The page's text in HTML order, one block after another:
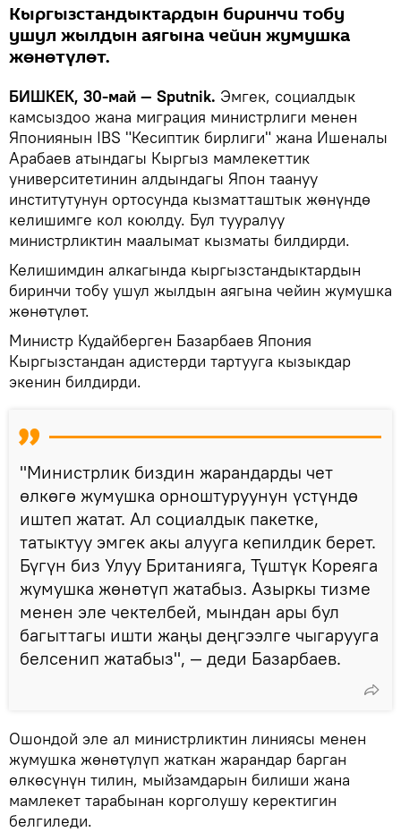
Кыргызстандыктардын биринчи тобу
ушул жылдын аягына чейин жумушка
жөнөтүлөт.
БИШКЕК, 30-май — Sputnik. Эмгек, социалдык
камсыздоо жана миграция министрлиги менен
Япониянын IBS "Кесиптик бирлиги" жана Ишеналы
Арабаев атындагы Кыргыз мамлекеттик
университетинин алдындагы Япон таануу
институтунун ортосунда кызматташтык жөнүндө
келишимге кол коюлду. Бул тууралуу
министрликтин маалымат кызматы билдирди.
Келишимдин алкагында кыргызстандыктардын
биринчи тобу ушул жылдын аягына чейин жумушка
жөнөтүлөт.
Министр Кудайберген Базарбаев Япония
Кыргызстандан адистерди тартууга кызыкдар
экенин билдирди.
"Министрлик биздин жарандарды чет
өлкөгө жумушка орноштуруунун үстүндө
иштеп жатат. Ал социалдык пакетке,
татыктуу эмгек акы алууга кепилдик берет.
Бүгүн биз Улуу Британияга, Түштүк Кореяга
жумушка жөнөтүп жатабыз. Азыркы тизме
менен эле чектелбей, мындан ары бул
багыттагы ишти жаңы деңгээлге чыгарууга
белсенип жатабыз", — деди Базарбаев.
Ошондой эле ал министрликтин линиясы менен
жумушка жөнөтүлүп жаткан жарандар барган
өлкөсүнүн тилин, мыйзамдарын билиши жана
мамлекет тарабынан корголушу керектигин
белгиледи.